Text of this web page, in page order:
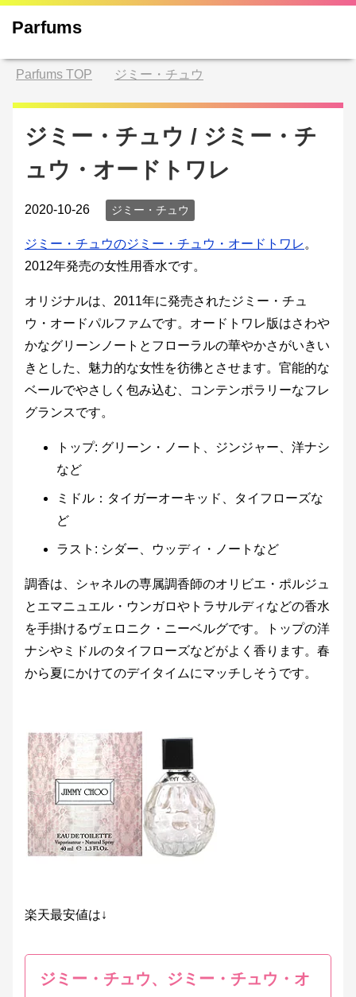
Parfums
Parfums TOP ジミー・チュウ
ジミー・チュウ / ジミー・チ
ュウ・オードトワレ
2020-10-26 ジミー・チュウ
ジミー・チュウのジミー・チュウ・オードトワレ 。
2012年発売の女性用香水です。
オリジナルは、2011年に発売されたジミー・チュ
ウ・オードパルファムです。オードトワレ版はさわや
かなグリーンノートとフローラルの華やかさがいきい
きとした、魅力的な女性を彷彿とさせます。官能的な
ベールでやさしく包み込む、コンテンポラリーなフレ
グランスです。
トップ: グリーン・ノート、ジンジャー、洋ナシ
など
ミドル：タイガーオーキッド、タイフローズな
ど
ラスト: シダー、ウッディ・ノートなど
調香は、シャネルの専属調香師のオリビエ・ポルジュ
とエマニュエル・ウンガロやトラサルディなどの香水
を手掛けるヴェロニク・ニーベルグです。トップの洋
ナシやミドルのタイフローズなどがよく香ります。春
から夏にかけてのデイタイムにマッチしそうです。
楽天最安値は↓
ジミー・チュウ、ジミー・チュウ・オ